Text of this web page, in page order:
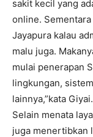
sakit kecil yang
online.
Jayapura kalau
malu juga.
mulai penerapan
lingkungan,
lainnya,”kata Giyai.
Selain menata
juga menertibkan